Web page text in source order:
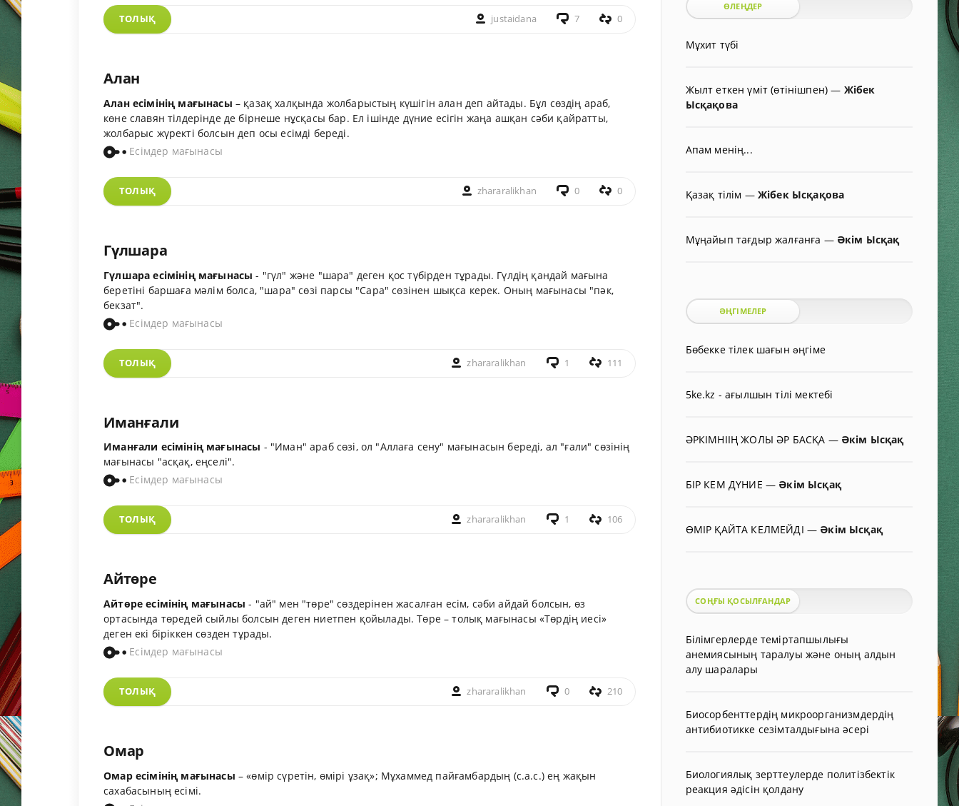
ТОЛЫҚ justaidana 7 0
Алан
Алан есімінің мағынасы – қазақ халқында жолбарыстың күшігін алан деп айтады. Бұл сөздің араб,
көне славян тілдерінде де бірнеше нұсқасы бар. Ел ішінде дүние есігін жаңа ашқан сәби қайратты,
жолбарыс жүректі болсын деп осы есімді береді.
Есімдер мағынасы
ТОЛЫҚ zhararalikhan 0 0
Гүлшара
Гүлшара есімінің мағынасы - "гүл" және "шара" деген қос түбірден тұрады. Гүлдің қандай мағына
беретіні баршаға мәлім болса, "шара" сөзі парсы "Сара" сөзінен шықса керек. Оның мағынасы "пәк,
бекзат".
Есімдер мағынасы
ТОЛЫҚ zhararalikhan 1 111
Иманғали
Иманғали есімінің мағынасы - "Иман" араб сөзі, ол "Аллаға сену" мағынасын береді, ал "ғали" сөзінің
мағынасы "асқақ, еңселі".
Есімдер мағынасы
ТОЛЫҚ zhararalikhan 1 106
Айтөре
Айтөре есімінің мағынасы - "ай" мен "төре" сөздерінен жасалған есім, сәби айдай болсын, өз
ортасында төредей сыйлы болсын деген ниетпен қойылады.Төре – толық мағынасы «Төрдің иесі»
деген екі біріккен сөзден тұрады.
Есімдер мағынасы
ТОЛЫҚ zhararalikhan 0 210
Омар
Омар есімінің мағынасы – «өмір сүретін, өмірі ұзақ»; Мұхаммед пайғамбардың (с.а.с.) ең жақын
сахабасының есімі.
ӨЛЕҢДЕР
Мұхит түбі
Жылт еткен үміт (өтінішпен)— Жібек
Ысқақова
Апам менің...
Қазақ тілім — Жібек Ысқақова
Мұңайып тағдыр жалғанға — Әкім Ысқақ
ӘҢГІМЕЛЕР
Бөбекке тілек шағын əңгіме
5ke.kz - ағылшын тілі мектебі
ӘРКІМНІІҢ ЖОЛЫ ӘР БАСҚА — Әкім Ысқақ
БІР КЕМ ДҮНИЕ — Әкім Ысқақ
ӨМІР ҚАЙТА КЕЛМЕЙДІ — Әкім Ысқақ
СОҢҒЫ ҚОСЫЛҒАНДАР
Білімгерлерде теміртапшылығы
анемиясының таралуы және оның алдын
алу шаралары
Биосорбенттердің микроорганизмдердің
антибиотикке сезімталдығына әсері
Биологиялық зерттеулерде политізбектік
реакция әдісін қолдану